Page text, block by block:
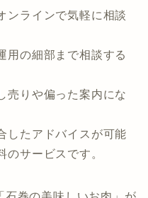
なのか分からない
ンラインで気軽に相談